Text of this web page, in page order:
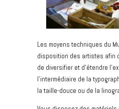
Les moyens techniques du
disposition des artistes afin
de diversifier et d’étendre
l’intermédiaire de la
la taille-douce ou de la